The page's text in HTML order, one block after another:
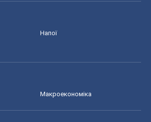
Напої
Макроекономіка